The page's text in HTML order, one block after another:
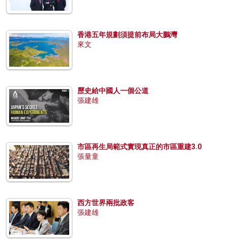
香港五年規劃須提前布局大鵬灣
來文
歷史給中國人一個公道
張建雄
市區再生局範式實現真正的市區重建3.0
張量童
西方世界兩批政客
張建雄